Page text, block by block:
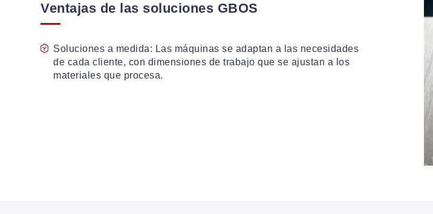
Ventajas de las soluciones GBOS
Soluciones a medida: Las máquinas se adaptan a las necesidades
de cada cliente, con dimensiones de trabajo que se ajustan a los
materiales que procesa.